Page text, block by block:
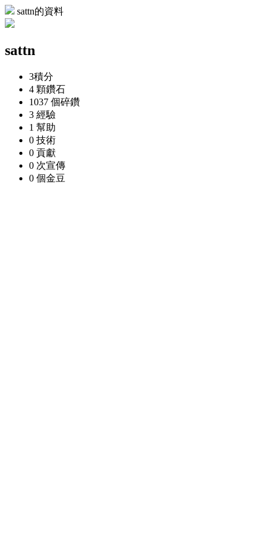
sattn的資料
sattn
3積分
4 顆鑽石
1037 個碎鑽
3 經驗
1 幫助
0 技術
0 貢獻
0 次宣傳
0 個金豆